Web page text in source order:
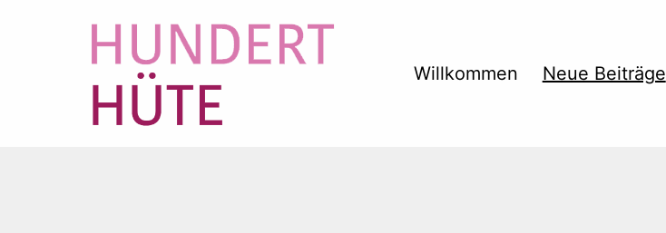
Willkommen Neue Beiträge